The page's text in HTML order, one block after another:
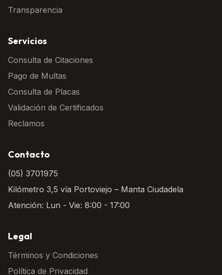
Transparencia
Servicios
Consulta de Citaciones
Pago de Multas
Consulta de Placas
Validación de Certificados
Reclamos
Contacto
(05) 3701975
Kilómetro 3,5 vía Portoviejo – Manta Ciudadela
Atención: Lun - Vie: 8:00 - 17:00
Legal
Términos y Condiciones
Política de Privacidad